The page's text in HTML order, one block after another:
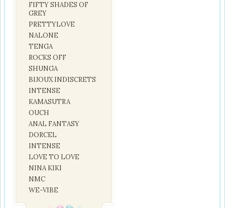
FIFTY SHADES OF
GREY
PRETTYLOVE
NALONE
TENGA
ROCKS OFF
SHUNGA
BIJOUX INDISCRETS
INTENSE
KAMASUTRA
OUCH
ANAL FANTASY
DORCEL
INTENSE
LOVE TO LOVE
NINA KIKI
NMC
WE-VIBE